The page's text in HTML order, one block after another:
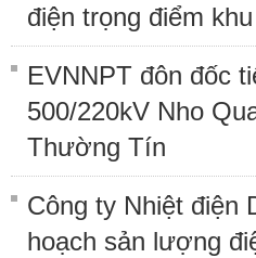
điện trọng điểm
EVNNPT đôn đốc
500/220kV Nho
Thường Tín
Công ty Nhiệt điện
hoạch sản lượng